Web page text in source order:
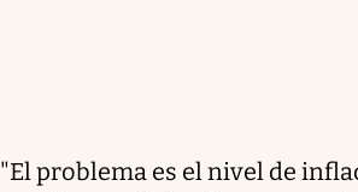
"El problema es el nivel de